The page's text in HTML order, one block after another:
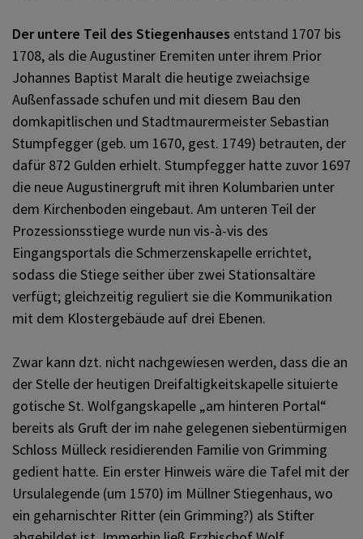
Der untere Teil des Stiegenhauses entstand 1707 bis
1708, als die Augustiner Eremiten unter ihrem Prior
Johannes Baptist Maralt die heutige zweiachsige
Außenfassade schufen und mit diesem Bau den
domkapitlischen und Stadtmaurermeister Sebastian
Stumpfegger (geb. um 1670, gest. 1749) betrauten, der
dafür 872 Gulden erhielt. Stumpfegger hatte zuvor 1697
die neue Augustinergruft mit ihren Kolumbarien unter
dem Kirchenboden eingebaut. Am unteren Teil der
Prozessionsstiege wurde nun vis-à-vis des
Eingangsportals die Schmerzenskapelle errichtet,
sodass die Stiege seither über zwei Stationsaltäre
verfügt; gleichzeitig reguliert sie die Kommunikation
mit dem Klostergebäude auf drei Ebenen.
Zwar kann dzt. nicht nachgewiesen werden, dass die an
der Stelle der heutigen Dreifaltigkeitskapelle situierte
gotische St. Wolfgangskapelle „am hinteren Portal“
bereits als Gruft der im nahe gelegenen siebentürmigen
Schloss Mülleck residierenden Familie von Grimming
gedient hatte. Ein erster Hinweis wäre die Tafel mit der
Ursulalegende (um 1570) im Müllner Stiegenhaus, wo
ein geharnischter Ritter (ein Grimming?) als Stifter